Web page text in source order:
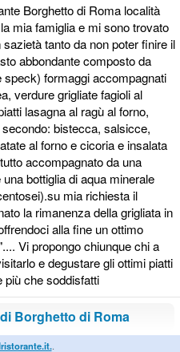
Borghetto di Roma località
mia famiglia e mi sono trovato
tanto da non poter finire il
abbondante composto da
formaggi accompagnati
verdure grigliate fagioli al
lasagna al ragù al forno,
bistecca, salsicce,
al forno e cicoria e insalata
accompagnato da una
bottiglia di aqua minerale
mia richiesta il
la rimanenza della grigliata in
alla fine un ottimo
Vi propongo chiunque chi a
e degustare gli ottimi piatti
più che soddisfatti
Borghetto di Roma
.